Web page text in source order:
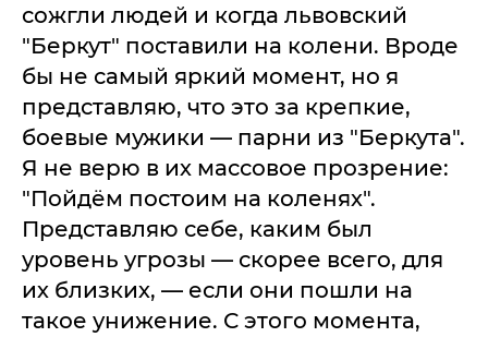
сожгли людей и когда львовский
"Беркут" поставили на колени. Вроде
бы не самый яркий момент, но я
представляю, что это за крепкие,
боевые мужики — парни из "Беркута".
Я не верю в их массовое прозрение:
"Пойдём постоим на коленях".
Представляю себе, каким был
уровень угрозы — скорее всего, для
их близких, — если они пошли на
такое унижение. С этого момента,